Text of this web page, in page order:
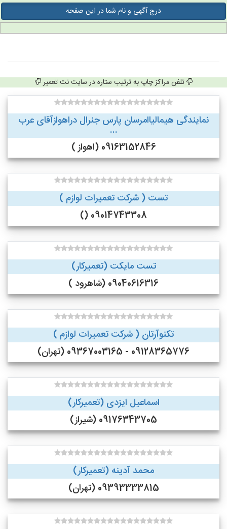
درج آگهی و نام شما در این صفحه
تلفن مراکز چاپ به ترتیب ستاره در سایت نت تعمیر
نمایندگی هیمالیاامرسان پارس جنرال دراهوازآقای عرب
...
09163152846 (اهواز )
تست ( شرکت تعمیرات لوازم )
09014743308 ()
تست مایکت (تعمیرکار)
09040616316 (شاهرود )
تکنوآرتان ( شرکت تعمیرات لوازم )
09128365776 - 09367003165 (تهران)
اسماعیل ایزدی (تعمیرکار)
09176343705 (شیراز)
محمد آدینه (تعمیرکار)
09393333815 (تهران)